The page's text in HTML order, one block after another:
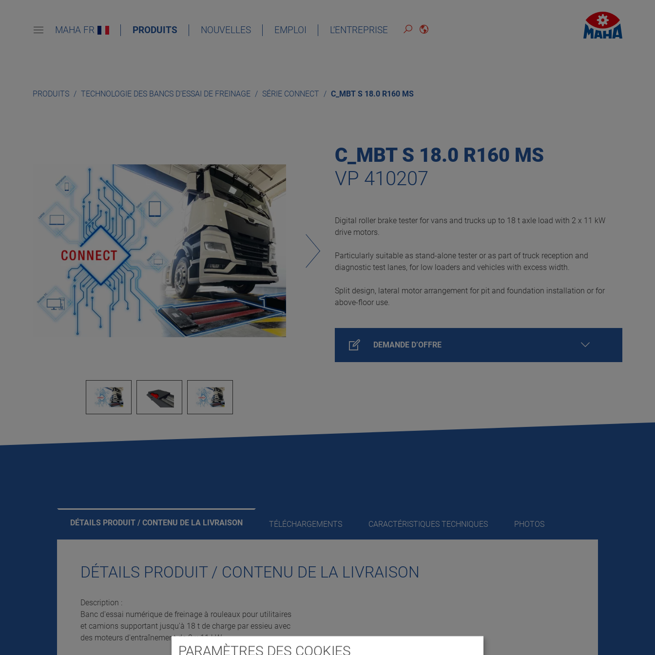
MAHA FR PRODUITS NOUVELLES EMPLOI L’ENTREPRISE
PRODUITS TECHNOLOGIE DES BANCS D’ESSAI DE FREINAGE SÉRIE CONNECT C_MBT S 18.0 R160 MS
C_MBT S 18.0 R160 MS
VP 410207
Digital roller brake tester for vans and trucks up to 18 t axle load with 2 x 11 kW
drive motors.
Particularly suitable as stand-alone tester or as part of truck reception and
diagnostic test lanes, for low loaders and vehicles with excess width.
Split design, lateral motor arrangement for pit and foundation installation or for
above-floor use.
DEMANDE D’OFFRE
DÉTAILS PRODUIT / CONTENU DE LA LIVRAISON TÉLÉCHARGEMENTS CARACTÉRISTIQUES TECHNIQUES PHOTOS
DÉTAILS PRODUIT / CONTENU DE LA LIVRAISON
Description :
Banc d'essai numérique de freinage à rouleaux pour utilitaires
et camions supportant jusqu'à 18 t de charge par essieu avec
des moteurs d'entraînement de 2 x 11 kW
PARAMÈTRES DES COOKIES